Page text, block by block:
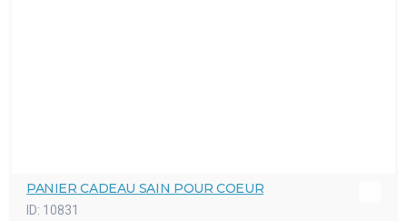
PANIER CADEAU SAIN POUR COEUR
ID: 10831